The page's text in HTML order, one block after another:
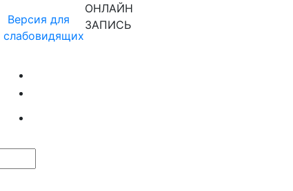
Версия для
слабовидящих
ОНЛАЙН
ЗАПИСЬ